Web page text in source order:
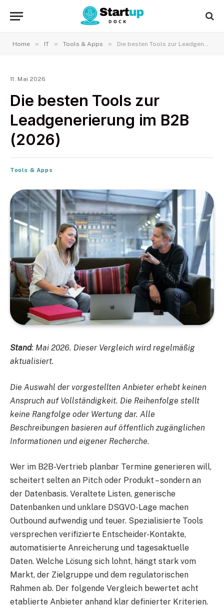
Home » IT » Tools & Apps » Die besten Tools zur Leadgenerierung im B2B (2026)
11. Mai 2026
Die besten Tools zur
Leadgenerierung im B2B
(2026)
Tools & Apps
Stand: Mai 2026. Dieser Vergleich wird regelmäßig
aktualisiert.
Die Auswahl der vorgestellten Anbieter erhebt keinen
Anspruch auf Vollständigkeit. Die Reihenfolge stellt
keine Rangfolge oder Wertung dar. Alle
Beschreibungen basieren auf öffentlich zugänglichen
Informationen und eigener Recherche.
Wer im B2B-Vertrieb planbar Termine generieren will,
scheitert selten an Pitch oder Produkt – sondern an
der Datenbasis. Veraltete Listen, generische
Datenbanken und unklare DSGVO-Lage machen
Outbound aufwendig und teuer. Spezialisierte Tools
versprechen verifizierte Entscheider-Kontakte,
automatisierte Anreicherung und tagesaktuelle
Daten. Welche Lösung sich lohnt, hängt stark vom
Markt, der Zielgruppe und dem regulatorischen
Rahmen ab. Der folgende Vergleich bewertet acht
etablierte Anbieter anhand klar definierter Kriterien.